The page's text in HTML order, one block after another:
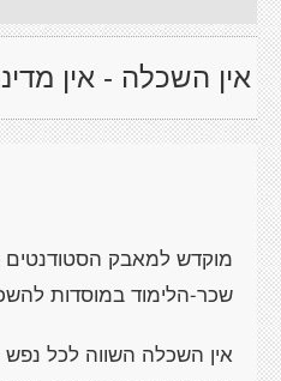
אין השכלה - אין
מוקדש למאבק הסטודנטים
שכר-הלימוד במוסדות
אין השכלה השווה לכל נפש